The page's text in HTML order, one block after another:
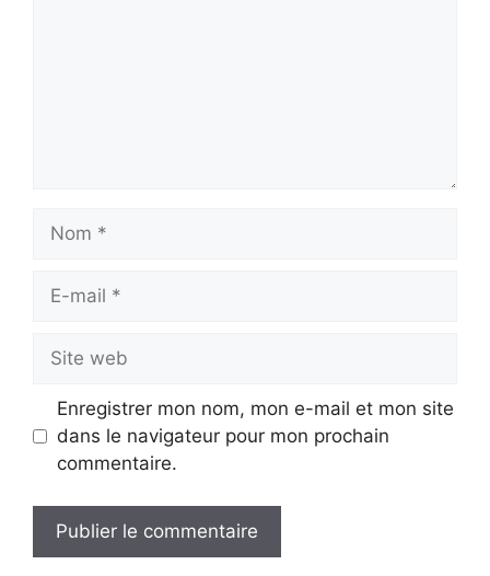
Nom
Site
web
Enregistrer mon nom, mon e-mail et mon site
dans le navigateur pour mon prochain
commentaire.